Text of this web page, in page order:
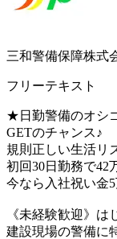
三和警備保障株式
フリーテキスト
★日勤警備のオシ
GETのチャンス♪
規則正しい生活リ
初回30日勤務で42
今なら入社祝い金
《未経験歓迎》は
建設現場の警備に